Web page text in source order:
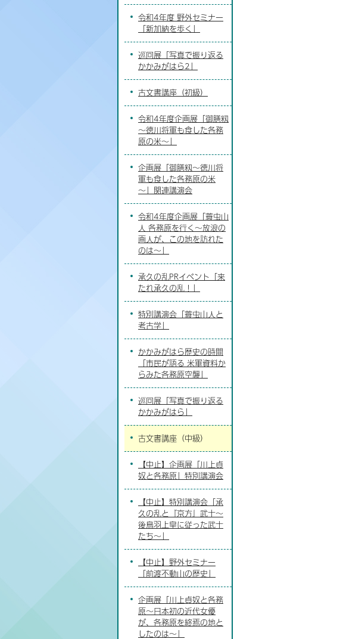
令和4年度 野外セミナー
「新加納を歩く」
巡回展「写真で振り返る
かかみがはら2」
古文書講座（初級）
令和4年度企画展「御膳籾
～徳川将軍も食した各務
原の米～」
企画展「御膳籾～徳川将
軍も食した各務原の米
～」関連講演会
令和4年度企画展「蓑虫山
人 各務原を行く～放浪の
画人が、この地を訪れた
のは～」
承久の乱PRイベント「来
たれ承久の乱！」
特別講演会「蓑虫山人と
考古学」
かかみがはら歴史の時間
「市民が語る 米軍資料か
らみた各務原空襲」
巡回展「写真で振り返る
かかみがはら」
古文書講座（中級）
【中止】企画展「川上貞
奴と各務原」特別講演会
【中止】特別講演会「承
久の乱と『京方』武士～
後鳥羽上皇に従った武士
たち～」
【中止】野外セミナー
「前渡不動山の歴史」
企画展「川上貞奴と各務
原～日本初の近代女優
が、各務原を終焉の地と
したのは～」